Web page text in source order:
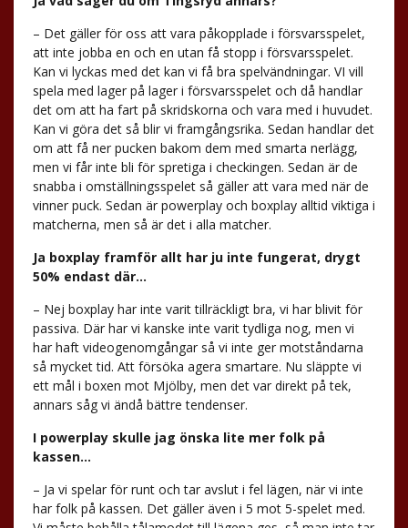
– Det gäller för oss att vara påkopplade i försvarsspelet,
att inte jobba en och en utan få stopp i försvarsspelet.
Kan vi lyckas med det kan vi få bra spelvändningar. VI vill
spela med lager på lager i försvarsspelet och då handlar
det om att ha fart på skridskorna och vara med i huvudet.
Kan vi göra det så blir vi framgångsrika. Sedan handlar det
om att få ner pucken bakom dem med smarta nerlägg,
men vi får inte bli för spretiga i checkingen. Sedan är de
snabba i omställningsspelet så gäller att vara med när de
vinner puck. Sedan är powerplay och boxplay alltid viktiga i
matcherna, men så är det i alla matcher.
Ja boxplay framför allt har ju inte fungerat, drygt
50% endast där…
– Nej boxplay har inte varit tillräckligt bra, vi har blivit för
passiva. Där har vi kanske inte varit tydliga nog, men vi
har haft videogenomgångar så vi inte ger motståndarna
så mycket tid. Att försöka agera smartare. Nu släppte vi
ett mål i boxen mot Mjölby, men det var direkt på tek,
annars såg vi ändå bättre tendenser.
I powerplay skulle jag önska lite mer folk på
kassen…
– Ja vi spelar för runt och tar avslut i fel lägen, när vi inte
har folk på kassen. Det gäller även i 5 mot 5-spelet med.